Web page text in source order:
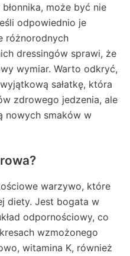
może być nie
odpowiednio je
różnorodnych
dressingów sprawi, że
wymiar. Warto odkryć,
sałatkę, która
zdrowego jedzenia, ale
nowych smaków w
warzywo, które
diety. Jest bogata w
odpornościowy, co
wzmożonego
witamina K, również